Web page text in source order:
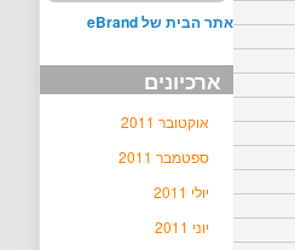
אתר הבית של eBrand
ארכיונים
אוקטובר 2011
ספטמבר 2011
יולי 2011
יוני 2011